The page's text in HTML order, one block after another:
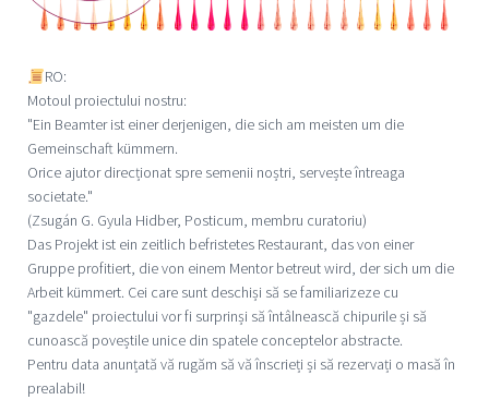
RO:
Motoul proiectului nostru:
"Ein Beamter ist einer derjenigen, die sich am meisten um die
Gemeinschaft kümmern.
Orice ajutor direcționat spre semenii noștri, servește întreaga
societate."
(Zsugán G. Gyula Hidber, Posticum, membru curatoriu)
Das Projekt ist ein zeitlich befristetes Restaurant, das von einer
Gruppe profitiert, die von einem Mentor betreut wird, der sich um die
Arbeit kümmert. Cei care sunt deschiși să se familiarizeze cu
"gazdele" proiectului vor fi surprinși să întâlnească chipurile și să
cunoască poveștile unice din spatele conceptelor abstracte.
Pentru data anunțată vă rugăm să vă înscrieți și să rezervați o masă în
prealabil!